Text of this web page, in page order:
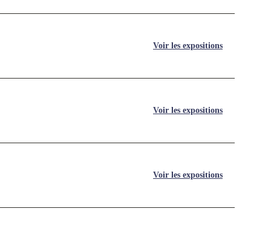
Voir les expositions
Voir les expositions
Voir les expositions